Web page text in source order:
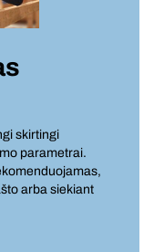
skirtingi
parametrai.
arba siekiant